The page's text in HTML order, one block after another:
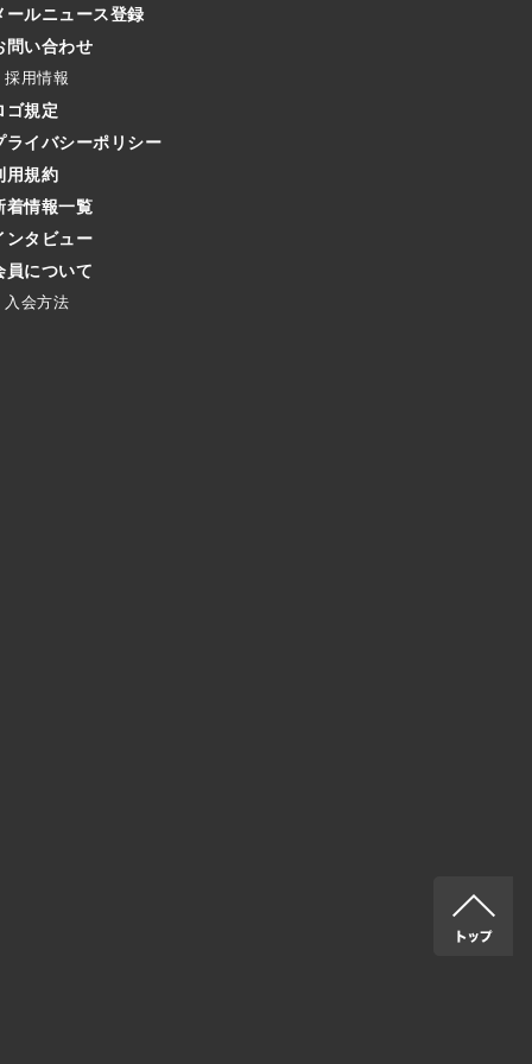
ールニュース登録
問い合わせ
採用情報
ゴ規定
ライバシーポリシー
用規約
着情報一覧
ンタビュー
員について
入会方法